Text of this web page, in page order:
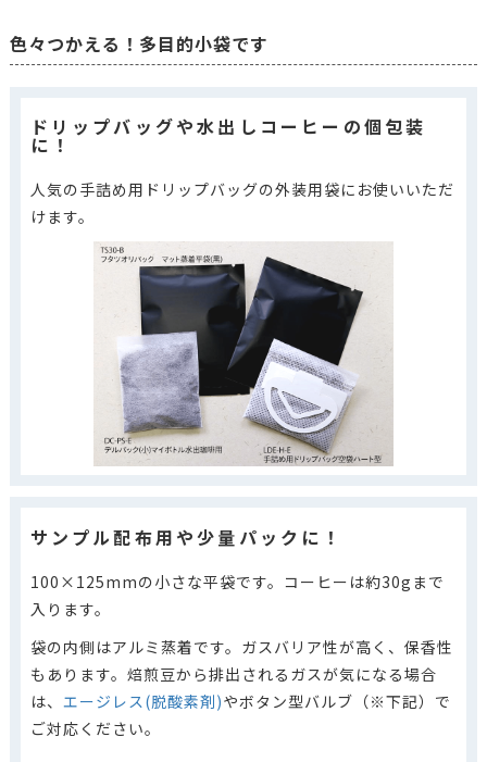
色々つかえる！多目的小袋です
ドリップバッグや水出しコーヒーの個包装
に！
人気の手詰め用ドリップバッグの外装用袋にお使いいただ
けます。
サンプル配布用や少量パックに！
100×125mmの小さな平袋です。コーヒーは約30gまで
入ります。
袋の内側はアルミ蒸着です。ガスバリア性が高く、保香性
もあります。焙煎豆から排出されるガスが気になる場合
は、 エージレス(脱酸素剤)やボタン型バルブ（※下記）で
ご対応ください。